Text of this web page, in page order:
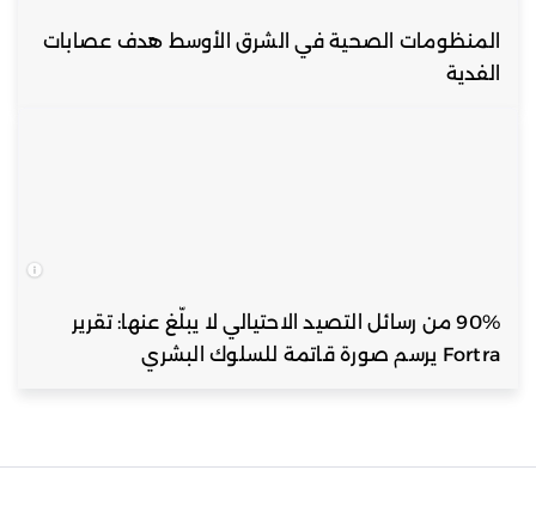
المنظومات الصحية في الشرق الأوسط هدف عصابات
الفدية
90% من رسائل التصيد الاحتيالي لا يبلّغ عنها: تقرير
Fortra يرسم صورة قاتمة للسلوك البشري